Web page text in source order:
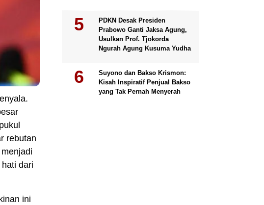
rebutan
dari
ini
PDKN Desak Presiden
Prabowo Ganti Jaksa Agung,
Usulkan Prof. Tjokorda
Ngurah Agung Kusuma Yudha
Suyono dan Bakso Krismon:
Kisah Inspiratif Penjual Bakso
yang Tak Pernah Menyerah